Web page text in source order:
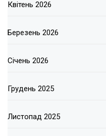
Квітень 2026
Березень 2026
Січень 2026
Грудень 2025
Листопад 2025